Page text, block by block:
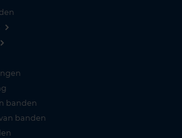
banden
banden